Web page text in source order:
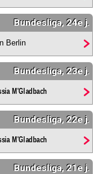
Bundesliga, 24e j.
Berlin
Bundesliga, 23e j.
M'Gladbach
Bundesliga, 22e j.
M'Gladbach
Bundesliga, 21e j.